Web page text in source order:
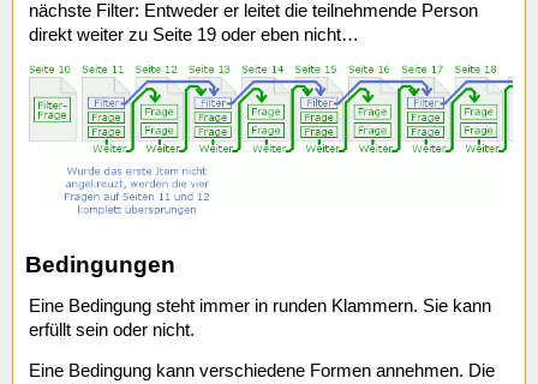
nächste Filter: Entweder er leitet die teilnehmende Person
direkt weiter zu Seite 19 oder eben nicht…
Bedingungen
Eine Bedingung steht immer in runden Klammern. Sie kann
erfüllt sein oder nicht.
Eine Bedingung kann verschiedene Formen annehmen. Die